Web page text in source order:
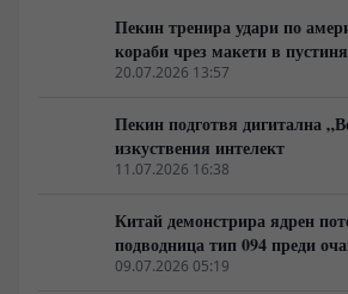
опитите за компенсиране на
изтребители F-16 срещат тежки
ограничения пред руската авиация
Пекин тренира удари по
кораби чрез макети в
20.07.2026 13:57
Пекин подготвя дигитална
изкуствения интелект
11.07.2026 16:38
Китай демонстрира ядрен
подводница тип 094 преди
дипломатически срещи в САЩ
09.07.2026 05:19